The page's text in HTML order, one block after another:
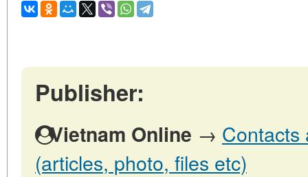
Publisher:
Vietnam Online → Contacts
(articles, photo, files etc)